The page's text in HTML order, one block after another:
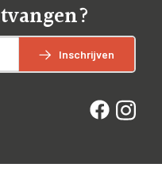
Inschrijven